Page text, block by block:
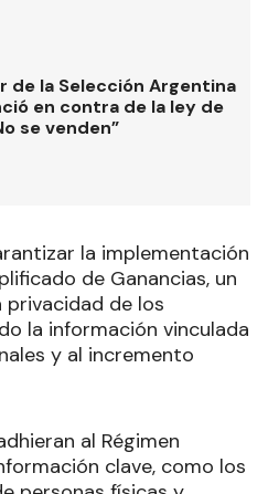
de la Selección Argentina
en contra de la ley de
se venden”
la implementación
de Ganancias, un
de los
la información vinculada
y al incremento
al Régimen
clave, como los